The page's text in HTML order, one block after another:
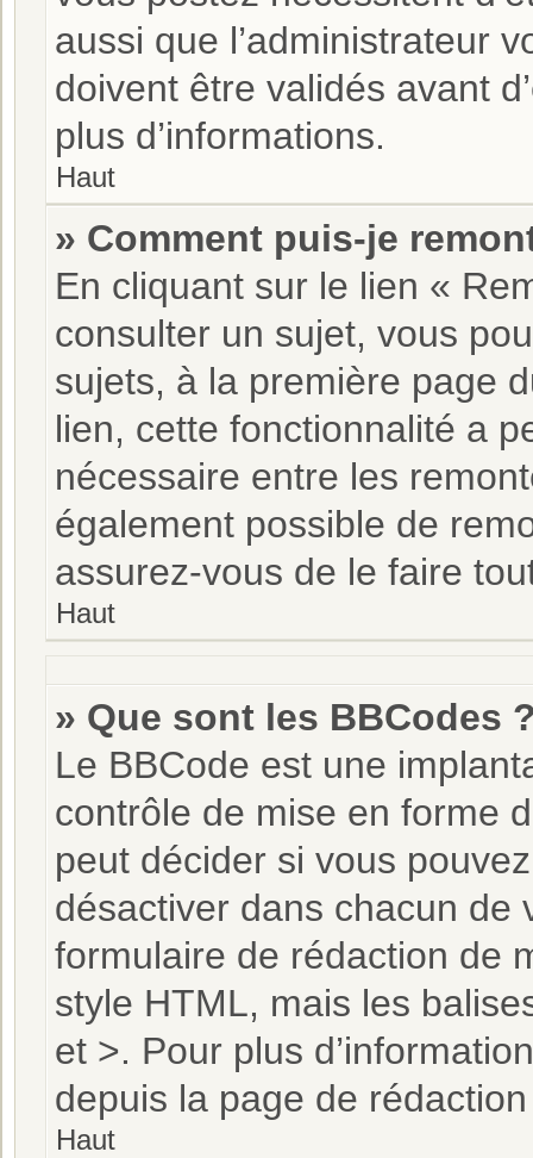
aussi que l’administrateur
doivent être validés avant
plus d’informations.
Haut
» Comment puis-je
En cliquant sur le lien «
consulter un sujet, vous
sujets, à la première page
lien, cette fonctionnalité a
nécessaire entre les
également possible de
assurez-vous de le faire
Haut
» Que sont les BBCodes
Le BBCode est une
contrôle de mise en forme
peut décider si vous
désactiver dans chacun de
formulaire de rédaction de
style HTML, mais les
et >. Pour plus
depuis la page de
Haut